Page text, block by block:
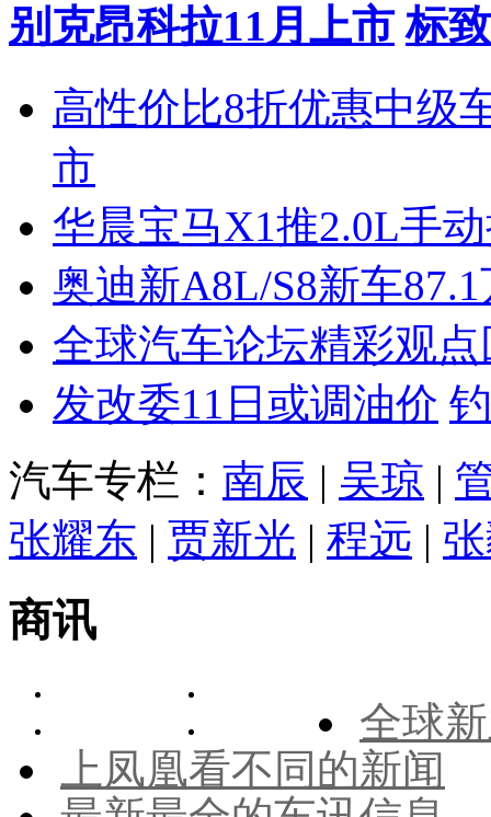
别克昂科拉11月上市 标
高性价比8折优惠中级
市
华晨宝马X1推2.0L手
奥迪新A8L/S8新车
全球汽车论坛精彩观点
发改委11日或调油价
汽车专栏： 南辰 | 吴琼 |
张耀东 | 贾新光 | 程远 |
商讯
全球
上凤凰看不同的新闻